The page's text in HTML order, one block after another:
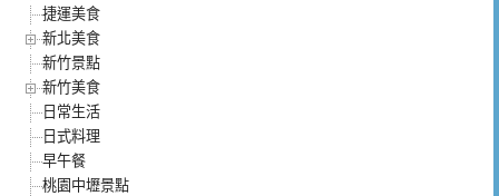
捷運美食
新北美食
新竹景點
新竹美食
日常生活
日式料理
早午餐
桃園中壢景點